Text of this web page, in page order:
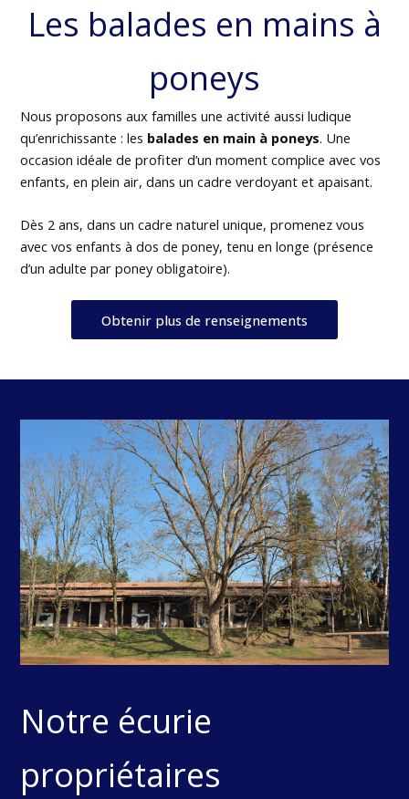
Les balades en mains à
poneys
Nous proposons aux familles une activité aussi ludique
qu’enrichissante : les balades en main à poneys. Une
occasion idéale de profiter d’un moment complice avec vos
enfants, en plein air, dans un cadre verdoyant et apaisant.
Dès 2 ans, dans un cadre naturel unique, promenez vous
avec vos enfants à dos de poney, tenu en longe (présence
d’un adulte par poney obligatoire).
Obtenir plus de renseignements
Notre écurie
propriétaires